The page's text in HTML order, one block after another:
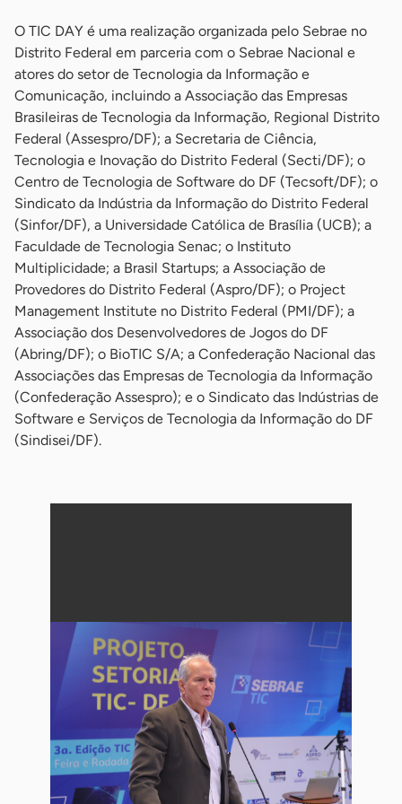
O TIC DAY é uma realização organizada pelo Sebrae no
Distrito Federal em parceria com o Sebrae Nacional e
atores do setor de Tecnologia da Informação e
Comunicação, incluindo a Associação das Empresas
Brasileiras de Tecnologia da Informação, Regional Distrito
Federal (Assespro/DF); a Secretaria de Ciência,
Tecnologia e Inovação do Distrito Federal (Secti/DF); o
Centro de Tecnologia de Software do DF (Tecsoft/DF); o
Sindicato da Indústria da Informação do Distrito Federal
(Sinfor/DF), a Universidade Católica de Brasília (UCB); a
Faculdade de Tecnologia Senac; o Instituto
Multiplicidade; a Brasil Startups; a Associação de
Provedores do Distrito Federal (Aspro/DF); o Project
Management Institute no Distrito Federal (PMI/DF); a
Associação dos Desenvolvedores de Jogos do DF
(Abring/DF); o BioTIC S/A; a Confederação Nacional das
Associações das Empresas de Tecnologia da Informação
(Confederação Assespro); e o Sindicato das Indústrias de
Software e Serviços de Tecnologia da Informação do DF
(Sindisei/DF).